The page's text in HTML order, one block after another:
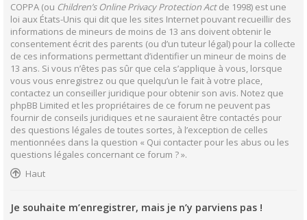
COPPA (ou Children’s Online Privacy Protection Actde 1998) est une
loi aux États-Unis qui dit que les sites Internet pouvant recueillir des
informations de mineurs de moins de 13 ans doivent obtenir le
consentement écrit des parents (ou d’un tuteur légal) pour la collecte
de ces informations permettant d’identifier un mineur de moins de
13 ans. Si vous n’êtes pas sûr que cela s’applique à vous, lorsque
vous vous enregistrez ou que quelqu’un le fait à votre place,
contactez un conseiller juridique pour obtenir son avis. Notez que
phpBB Limited et les propriétaires de ce forum ne peuvent pas
fournir de conseils juridiques et ne sauraient être contactés pour
des questions légales de toutes sortes, à l’exception de celles
mentionnées dans la question « Qui contacter pour les abus ou les
questions légales concernant ce forum ? ».
Haut
Je souhaite m’enregistrer, mais je n’y parviens pas !